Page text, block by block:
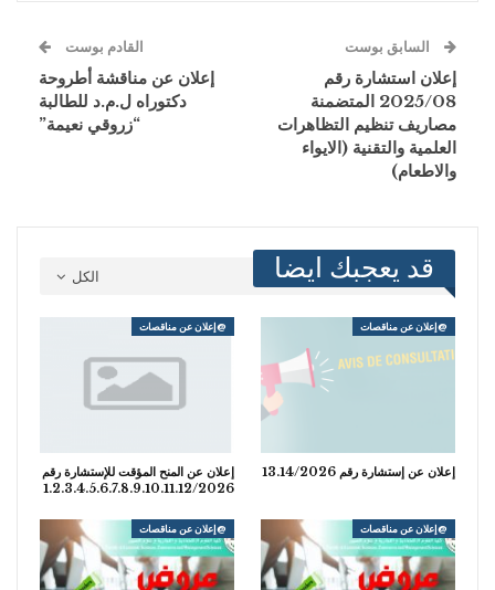
السابق بوست
إعلان استشارة رقم
2025/08 المتضمنة
مصاريف تنظيم التظاهرات
العلمية والتقنية (الايواء
والاطعام)
القادم بوست
إعلان عن مناقشة أطروحة
دكتوراه ل.م.د للطالبة
“زروقي نعيمة”
الكل قد يعجبك ايضا
@إعلان عن مناقصات
إعلان عن إستشارة رقم 13.14/2026
@إعلان عن مناقصات
إعلان عن المنح المؤقت للإستشارة رقم
1.2.3.4.5.6.7.8.9.10.11.12/2026
@إعلان عن مناقصات @إعلان عن مناقصات